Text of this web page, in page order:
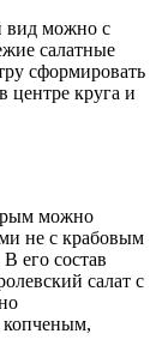
вид можно с
салатные
сформировать
центре круга и
можно
не с крабовым
его состав
салат с
копченым,